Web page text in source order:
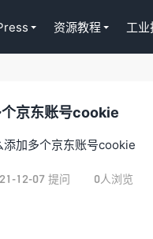
资源教程 工业
京东账号cookie
加多个京东账号cookie
12-07 提问 0人浏览